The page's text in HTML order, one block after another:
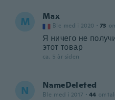
M Max
Ble med i 2020 · 73
Я ничего не
этот товар
ca. 5 år siden
N NameDeleted
Ble med i 2017 · 44